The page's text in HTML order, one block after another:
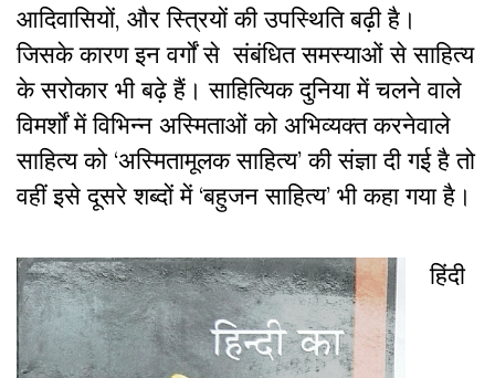
आदिवासियों, और स्त्रियों की उपस्थिति बढ़ी है।
जिसके कारण इन वर्गों से संबंधित समस्याओं से साहित्य
के सरोकार भी बढ़े हैं। साहित्यिक दुनिया में चलने वाले
विमर्शों में विभिन्न अस्मिताओं को अभिव्यक्त करनेवाले
साहित्य को ‘अस्मितामूलक साहित्य’ की संज्ञा दी गई है तो
वहीं इसे दूसरे शब्दों में ‘बहुजन साहित्य’ भी कहा गया है।
हिंदी